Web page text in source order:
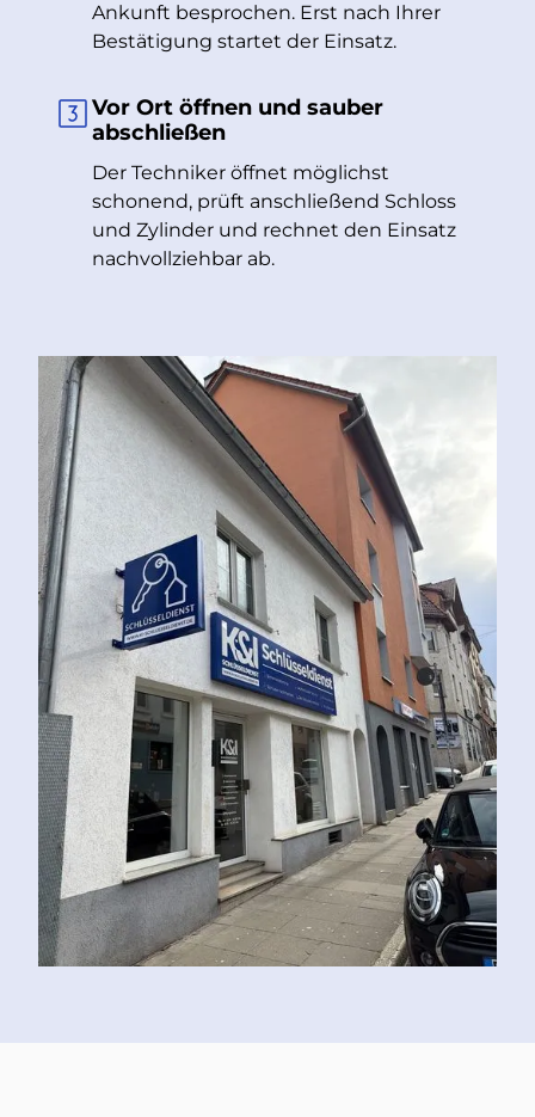
Ankunft besprochen. Erst nach Ihrer
Bestätigung startet der Einsatz.
Vor Ort öffnen und sauber
abschließen
Der Techniker öffnet möglichst
schonend, prüft anschließend Schloss
und Zylinder und rechnet den Einsatz
nachvollziehbar ab.